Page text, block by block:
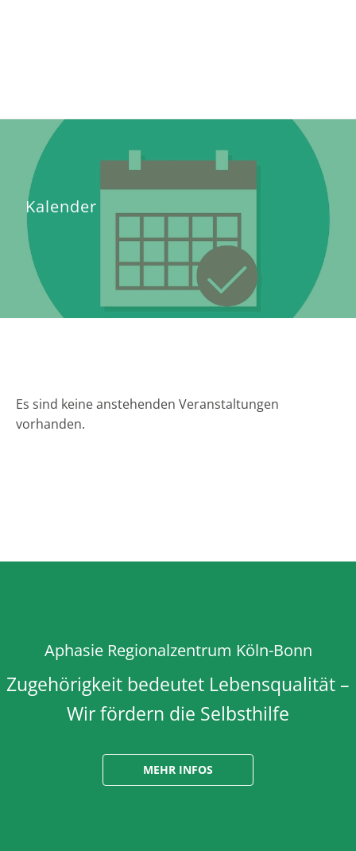
Kalender
Es sind keine anstehenden Veranstaltungen
vorhanden.
Aphasie Regionalzentrum Köln-Bonn
Zugehörigkeit bedeutet Lebensqualität –
Wir fördern die Selbsthilfe
MEHR INFOS